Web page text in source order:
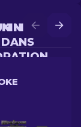
MEILLEUR
EN